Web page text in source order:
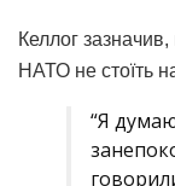
Келлог
НАТО не стоїть
“Я